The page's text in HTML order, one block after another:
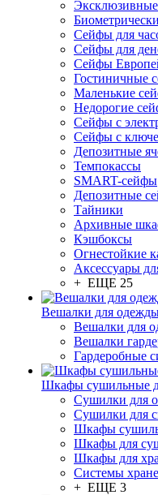
Сейфы для
Сейфы для
Сейфы
Гостиничные
Маленькие
Недорогие
Сейфы с
Сейфы с
Депозитные
Темпокассы
SMART-сейфы
Депозитные
Тайники
Архивные
Кэшбоксы
Огнестойкие
Аксессуары
+ ЕЩЕ 25
Вешалки для
Вешалки для
Вешалки
Гардеробные
Шкафы сушильные
Сушилки для
Сушилки для
Шкафы
Шкафы для
Шкафы для
Системы
+ ЕЩЕ 3